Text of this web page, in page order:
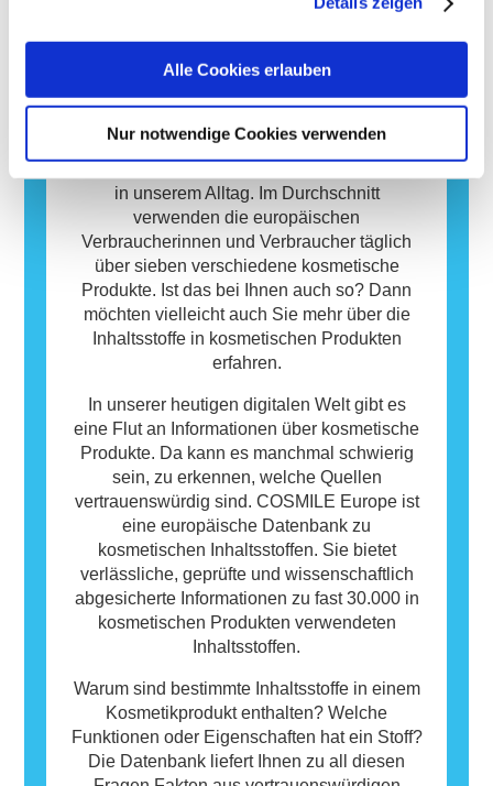
Alle Cookies erlauben
Nur notwendige Cookies verwenden
Reaktion hervorruft, wird als Allergen
bezeichnet. Kosmetika und
Körperpflegeprodukte können Inhaltsstoffe
Allergie auslösen können. Das bedeutet
jedoch nicht, dass das Produkt für andere
Personen nicht sicher ist.
Datenbank
Kosmetische Produkte sind wichtig für uns
in unserem Alltag. Im Durchschnitt
verwenden die europäischen
Verbraucherinnen und Verbraucher täglich
über sieben verschiedene kosmetische
Produkte. Ist das bei Ihnen auch so? Dann
möchten vielleicht auch Sie mehr über die
Inhaltsstoffe in kosmetischen Produkten
erfahren.
In unserer heutigen digitalen Welt gibt es
eine Flut an Informationen über kosmetische
Produkte. Da kann es manchmal schwierig
sein, zu erkennen, welche Quellen
vertrauenswürdig sind. COSMILE Europe ist
eine europäische Datenbank zu
kosmetischen Inhaltsstoffen. Sie bietet
verlässliche, geprüfte und wissenschaftlich
abgesicherte Informationen zu fast 30.000 in
kosmetischen Produkten verwendeten
Inhaltsstoffen.
Warum sind bestimmte Inhaltsstoffe in einem
Kosmetikprodukt enthalten? Welche
Funktionen oder Eigenschaften hat ein Stoff?
Die Datenbank liefert Ihnen zu all diesen